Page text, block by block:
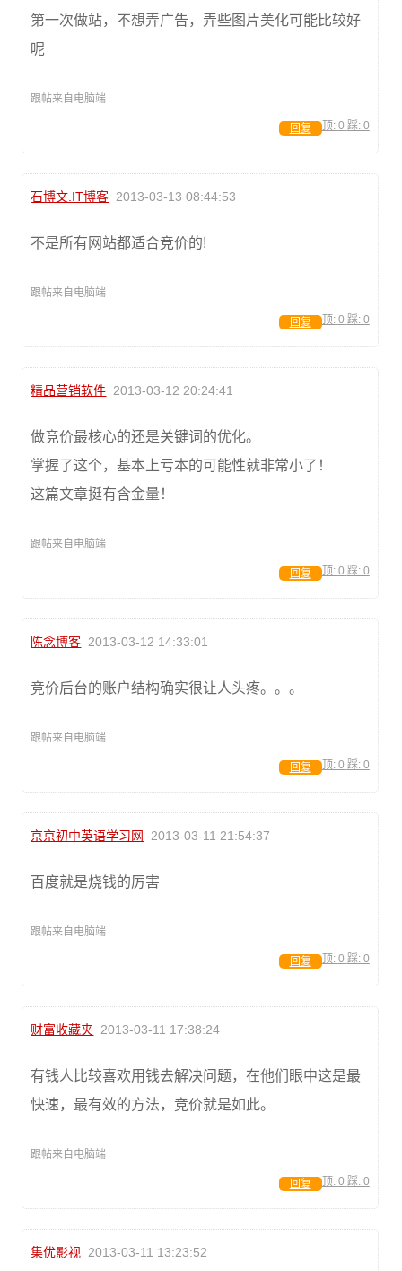
第一次做站，不想弄广告，弄些图片美化可能比较好
呢
跟帖来自电脑端
顶: 0 踩: 0
回复
石博文.IT博客 2013-03-13 08:44:53
不是所有网站都适合竞价的!
跟帖来自电脑端
顶: 0 踩: 0
回复
精品营销软件 2013-03-12 20:24:41
做竞价最核心的还是关键词的优化。
掌握了这个，基本上亏本的可能性就非常小了！
这篇文章挺有含金量！
跟帖来自电脑端
顶: 0 踩: 0
回复
陈念博客 2013-03-12 14:33:01
竞价后台的账户结构确实很让人头疼。。。
跟帖来自电脑端
顶: 0 踩: 0
回复
京京初中英语学习网 2013-03-11 21:54:37
百度就是烧钱的厉害
跟帖来自电脑端
顶: 0 踩: 0
回复
财富收藏夹 2013-03-11 17:38:24
有钱人比较喜欢用钱去解决问题，在他们眼中这是最
快速，最有效的方法，竞价就是如此。
跟帖来自电脑端
顶: 0 踩: 0
回复
集优影视 2013-03-11 13:23:52